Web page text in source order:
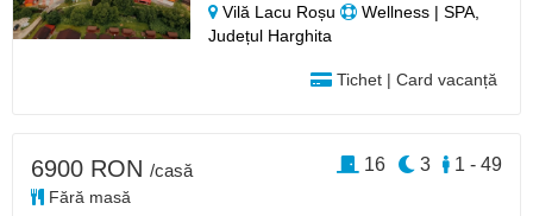
Vilă Lacu Roșu
Wellness | SPA,
Județul Harghita
Tichet | Card vacanță
6900 RON /casă
Fără masă
1 - 49
3
16